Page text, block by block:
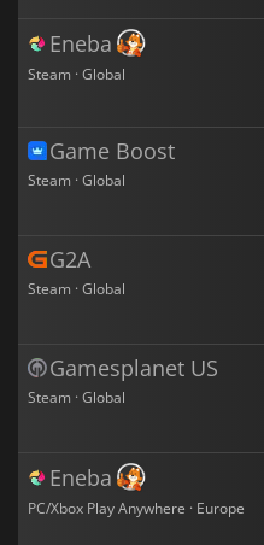
Eneba
Steam · Global
Game Boost
Steam · Global
G2A
Steam · Global
Gamesplanet US
Steam · Global
Eneba
PC/Xbox Play Anywhere · Europe